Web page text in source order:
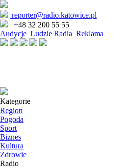
reporter@radio.katowice.pl
+48 32 200 55 55
Audycje Ludzie Radia Reklama
Kategorie
Region
Pogoda
Sport
Biznes
Kultura
Zdrowie
Radio